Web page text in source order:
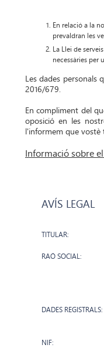
En relació a la
prevaldran les
La Llei de
necessàries per
Les dades personals
2016/679.
En compliment del
oposició en les
l'informem que vostè
Informació sobre
AVÍS LEGAL
TITULAR:
RAÓ SOCIAL:
DADES REGISTRALS:
NIF: